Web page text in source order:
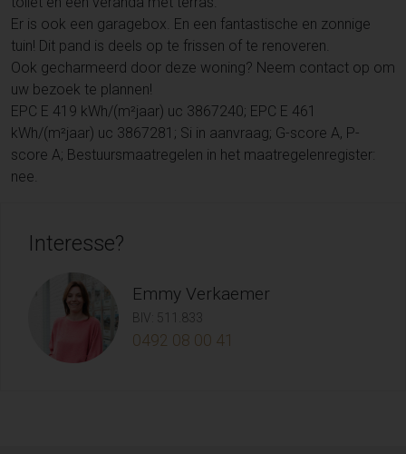
Er is ook een garagebox. En een fantastische en zonnige
tuin! Dit pand is deels op te frissen of te renoveren.
Ook gecharmeerd door deze woning? Neem contact op om
uw bezoek te plannen!
EPC E 419 kWh/(m²jaar) uc 3867240; EPC E 461
kWh/(m²jaar) uc 3867281; Si in aanvraag; G-score A, P-
score A; Bestuursmaatregelen in het maatregelenregister:
nee.
Interesse?
Emmy Verkaemer
BIV: 511.833
0492 08 00 41